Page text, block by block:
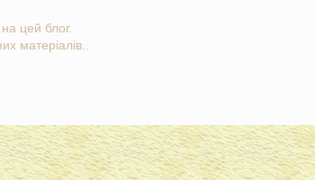
цей блог.
матеріалів..